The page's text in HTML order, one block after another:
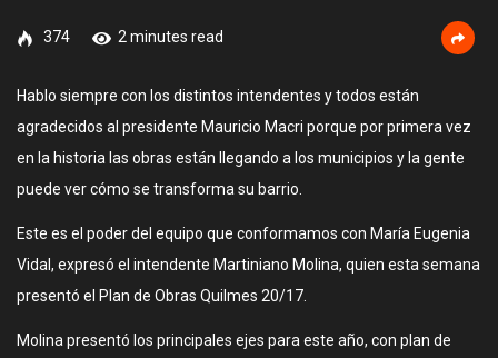
374 2 minutes read
Hablo siempre con los distintos intendentes y todos están
agradecidos al presidente Mauricio Macri porque por primera vez
en la historia las obras están llegando a los municipios y la gente
puede ver cómo se transforma su barrio.
Este es el poder del equipo que conformamos con María Eugenia
Vidal, expresó el intendente Martiniano Molina, quien esta semana
presentó el Plan de Obras Quilmes 20/17.
Molina presentó los principales ejes para este año, con plan de